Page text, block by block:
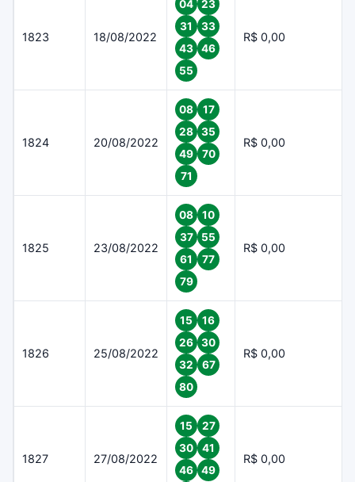
1823 18/08/2022
04
23
31
33
43
46
55
R$ 0,00
1824 20/08/2022
08
17
28
35
49
70
71
R$ 0,00
1825 23/08/2022
08
10
37
55
61
77
79
R$ 0,00
1826 25/08/2022
15
16
26
30
32
67
80
R$ 0,00
1827 27/08/2022
15
27
30
41
46
49
R$ 0,00